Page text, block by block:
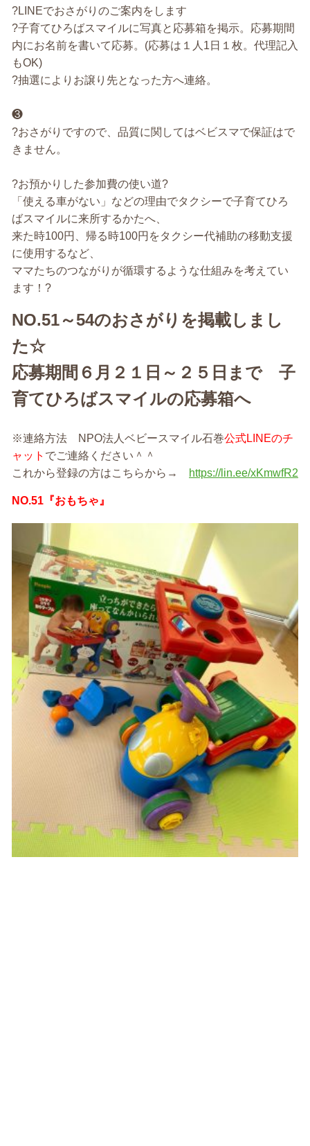
?LINEでおさがりのご案内をします
?子育てひろばスマイルに写真と応募箱を掲示。応募期間
内にお名前を書いて応募。(応募は１人1日１枚。代理記入
もOK)
?抽選によりお譲り先となった方へ連絡。
❸
?おさがりですので、品質に関してはベビスマで保証はで
きません。
?お預かりした参加費の使い道?
「使える車がない」などの理由でタクシーで子育てひろ
ばスマイルに来所するかたへ、
来た時100円、帰る時100円をタクシー代補助の移動支援
に使用するなど、
ママたちのつながりが循環するような仕組みを考えてい
ます！?
NO.51～54のおさがりを掲載しまし
た☆
応募期間６月２１日～２５日まで 子
育てひろばスマイルの応募箱へ
※連絡方法 NPO法人ベビースマイル石巻公式LINEのチ
ャット でご連絡ください＾＾
これから登録の方はこちらから→
https://lin.ee/xKmwfR2
NO.51『おもちゃ』